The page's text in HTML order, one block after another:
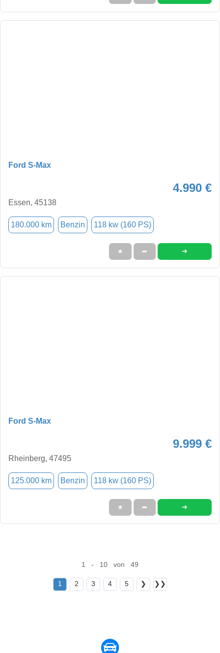
Ford S-Max
4.990 €
Essen, 45138
180.000 km Benzin 118 kw (160 PS)
★ ➦ ➜
Ford S-Max
9.999 €
Rheinberg, 47495
125.000 km Benzin 118 kw (160 PS)
★ ➦ ➜
1 - 10 von 49
1 2 3 4 5 ❯ ❯❯